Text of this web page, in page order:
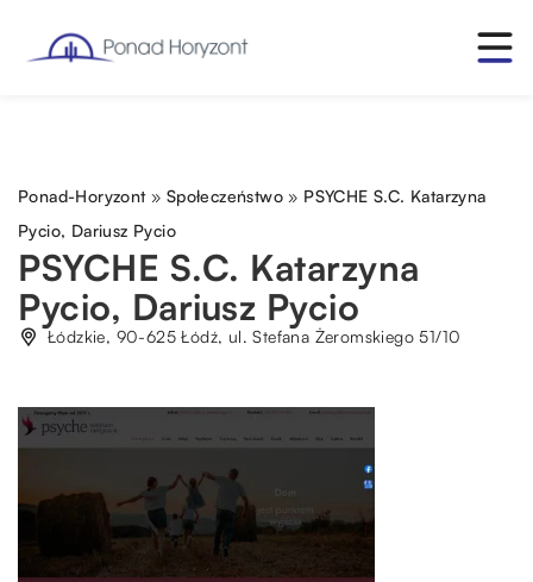
Ponad-Horyzont» Społeczeństwo » PSYCHE S.C. Katarzyna
Pycio, Dariusz Pycio
PSYCHE S.C. Katarzyna
Pycio, Dariusz Pycio
Łódzkie, 90-625 Łódź, ul. Stefana Żeromskiego 51/10